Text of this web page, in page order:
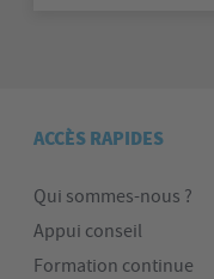
ACCÈS RAPIDES
Qui sommes-nous ?
Appui conseil
Formation continue